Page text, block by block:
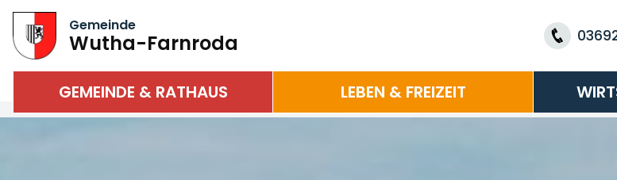
Gemeinde
Wutha-Farnroda
GEMEINDE & RATHAUS LEBEN & FREIZEIT